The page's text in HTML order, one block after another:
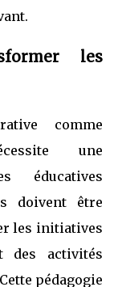
les
comme
une
éducatives
doivent être
les initiatives
des activités
pédagogie